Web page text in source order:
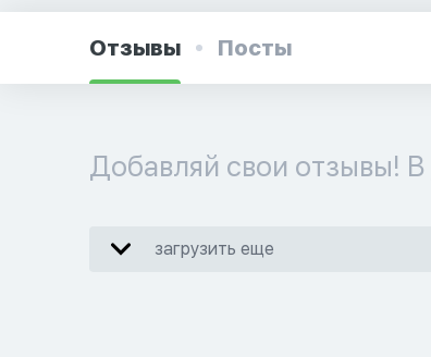
Отзывы Посты
Добавляй свои отзывы! В
загрузить еще